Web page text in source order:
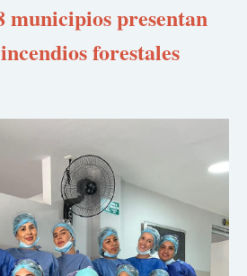
municipios presentan
forestales